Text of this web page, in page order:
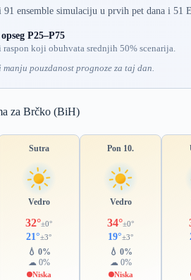
91 ensemble simulaciju u prvih pet dana i 51
P25–P75
raspon koji obuhvata srednjih 50% scenarija.
pouzdanost prognoze za taj dan.
za Brčko (BiH)
Sutra
Vedro
32°±0°
21°±3°
💧 0%
☁ 0%
Niska
Pon 10.
Vedro
34°±0°
19°±3°
💧 0%
☁ 0%
Niska